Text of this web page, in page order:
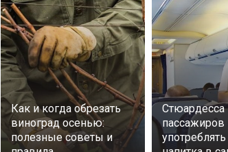
Как и когда обрезать
виноград осенью:
полезные советы и
Стюардесса
пассажиров